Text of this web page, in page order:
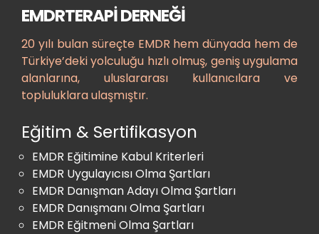
EMDRTERAPİ DERNEĞI
20 yılı bulan süreçte EMDR hem dünyada hem de
Türkiye’deki yolculuğu hızlı olmuş, geniş uygulama
alanlarına, uluslararası kullanıcılara ve
topluluklara ulaşmıştır.
Eğitim & Sertifikasyon
EMDR Eğitimine Kabul Kriterleri
EMDR Uygulayıcısı Olma Şartları
EMDR Danışman Adayı Olma Şartları
EMDR Danışmanı Olma Şartları
EMDR Eğitmeni Olma Şartları